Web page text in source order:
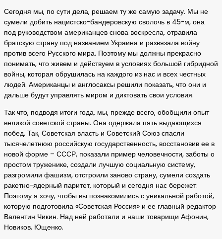
Сегодня мы, по сути дела, решаем ту же самую задачу. Мы не
сумели добить нацистско-бандеровскую сволочь в 45-м, она
под руководством американцев снова воскресла, отравила
братскую страну под названием Украина и развязала войну
против всего Русского мира. Поэтому мы должны прекрасно
понимать, что живем и действуем в условиях большой гибридной
войны, которая обрушилась на каждого из нас и всех честных
людей. Американцы и англосаксы решили показать, что они и
дальше будут управлять миром и диктовать свои условия.
Так что, подводя итоги года, мы, прежде всего, обобщили опыт
великой советской страны. Она одержала пять выдающихся
побед. Так, Советская власть и Советский Союз спасли
тысячелетнюю российскую государственность, восстановив ее в
новой форме – СССР, показали пример человечности, заботы о
простом труженике, создали лучшую социальную систему,
разгромили фашизм, отстроили заново страну, сумели создать
ракетно-ядерный паритет, который и сегодня нас бережет.
Поэтому я хочу, чтобы вы познакомились с уникальной работой,
которую подготовила «Советская Россия» и ее главный редактор
Валентин Чикин. Над ней работали и наши товарищи Афонин,
Новиков, Ющенко.